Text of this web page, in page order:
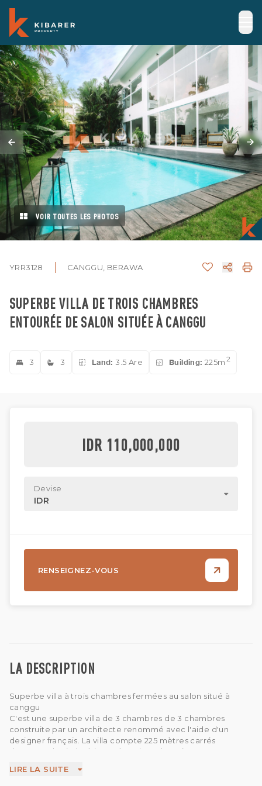
VOIR TOUTES LES PHOTOS
YRR3128 CANGGU, BERAWA
SUPERBE VILLA DE TROIS CHAMBRES
ENTOURÉE DE SALON SITUÉE À CANGGU
3 3 Land: 3.5 Are Building: 225m 2
LA DESCRIPTION
Superbe villa à trois chambres fermées au salon situé à
canggu
C'est une superbe villa de 3 chambres de 3 chambres
construite par un architecte renommé avec l'aide d'un
designer français. La villa compte 225 mètres carrés
d'espace de vie intérieur, réparti sur deux étages sur 350
transporté dans un monde de beauté et de luxe. La villa est
LIRE LA SUITE
IDR 110,000,000
Devise
IDR
RENSEIGNEZ-VOUS